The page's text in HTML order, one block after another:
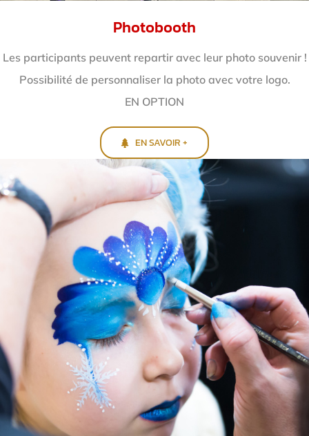
Photobooth
Les participants peuvent repartir avec leur photo souvenir !
Possibilité de personnaliser la photo avec votre logo.
EN OPTION
EN SAVOIR +